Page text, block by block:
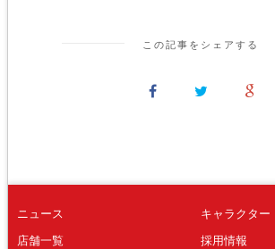
この記事をシェアする
ニュース
店舗一覧
キャラクター
採用情報